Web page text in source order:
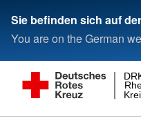
Sie befinden sich auf
You are on the German